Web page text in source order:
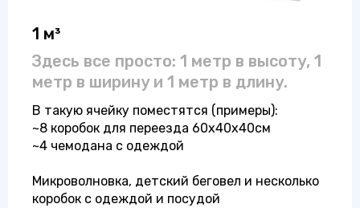
1 м³
Здесь все просто: 1 метр в высоту, 1
метр в ширину и 1 метр в длину.
В такую ячейку поместятся (примеры):
~8 коробок для переезда 60x40x40см
~4 чемодана с одеждой
Микроволновка, детский беговел и несколько
коробок с одеждой и посудой